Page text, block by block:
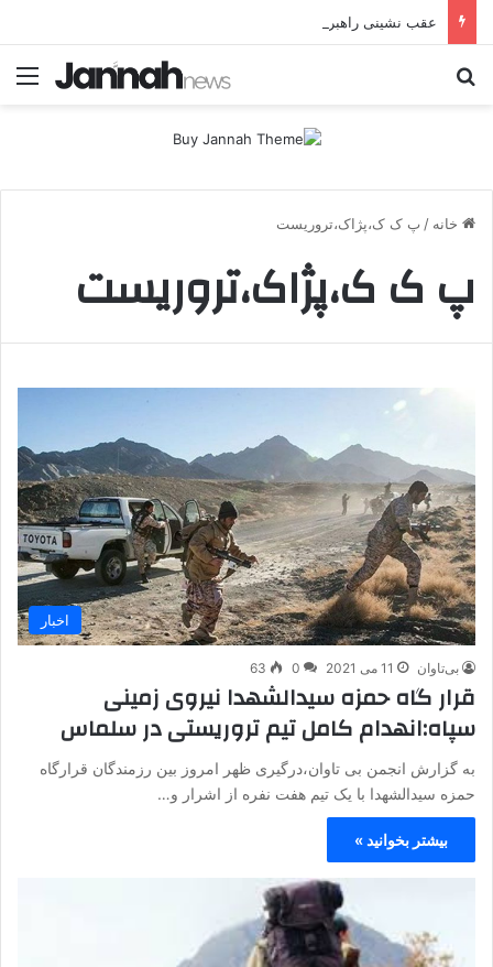
عقب نشینی راهبردی پژاک از ترس حملات پهپادی موشکی ایران
خانه / پ ک ک،پژاک،تروریست
پ ک ک،پژاک،تروریست
اخبار
بی‌تاوان 11 می 2021 0
63
قرار گاه حمزه سیدالشهدا نیروی زمینی
سپاه:انهدام کامل تیم تروریستی در سلماس
به گزارش انجمن بی تاوان،درگیری ظهر امروز بین رزمندگان قرارگاه
حمزه سیدالشهدا با یک تیم هفت نفره از اشرار و…
بیشتر بخوانید »